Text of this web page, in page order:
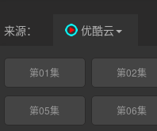
来源： 优酷云
第01集 第02集
第05集 第06集